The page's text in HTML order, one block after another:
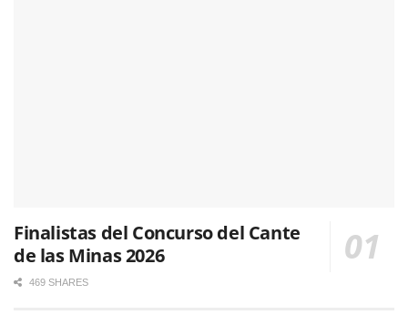
Finalistas del Concurso del Cante
de las Minas 2026
469 SHARES